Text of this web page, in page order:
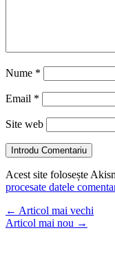
Nume *
Email *
Site web
Introdu Comentariu
Acest site folosește
procesate datele
← Articol mai vechi
Articol mai nou →